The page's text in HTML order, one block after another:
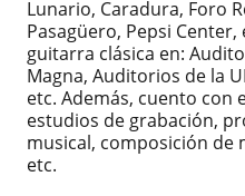
Lunario, Caradura, Foro
Pasagüero, Pepsi
guitarra clásica en:
Magna, Auditorios de la
etc. Además, cuento con
estudios de grabación,
musical, composición de
etc.